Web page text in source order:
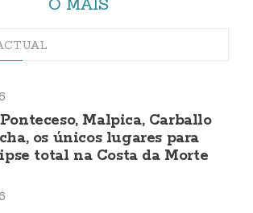
Malpica, Carballo
os únicos lugares para
total na Costa da Morte